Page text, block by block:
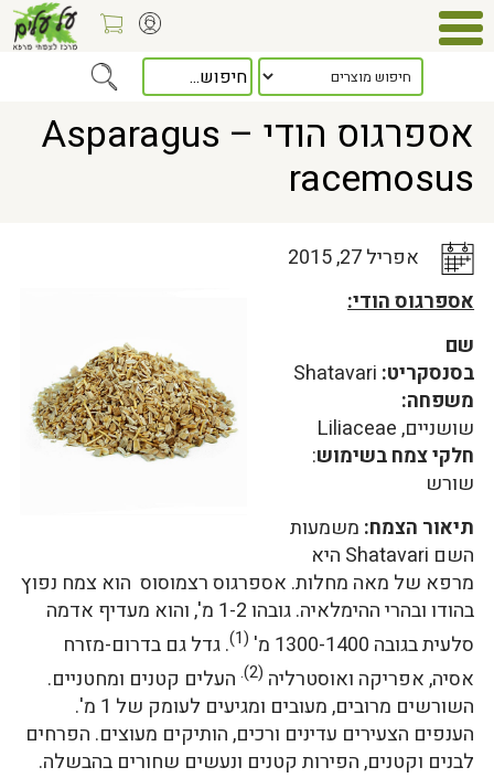
כלל המאמרים> אספרגוס הודי – Asparagus racemosus
אספרגוס הודי – Asparagus
racemosus
אפריל 27, 2015
אספרגוס הודי:
שם
בסנסקריט:
משפחה:
שושניים, Liliaceae
חלקי צמח בשימוש:
שורש
תיאור הצמח: משמעות
השם Shatavari היא
מרפא של מאה מחלות. אספרגוס רצמוסוס הוא צמח נפוץ
בהודו ובהרי ההימלאיה. גובהו 1-2 מ', והוא מעדיף אדמה
סלעית בגובה 1300-1400 מ'
(1) . גדל גם בדרום-מזרח
אסיה, אפריקה ואוסטרליה (2).
העלים קטנים ומחטניים.
השורשים מרובים, מעובים ומגיעים לעומק של 1 מ'.
הענפים הצעירים עדינים ורכים, הותיקים מעוצים. הפרחים
לבנים וקטנים, הפירות קטנים ונעשים שחורים בהבשלה.